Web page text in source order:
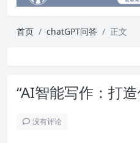
首页 chatGPT问答 正文
“AI智能写作：打
没有评论